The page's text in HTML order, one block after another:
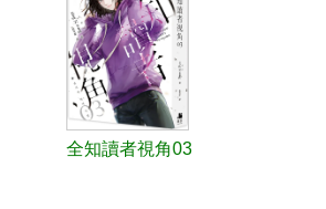
全知讀者視角03